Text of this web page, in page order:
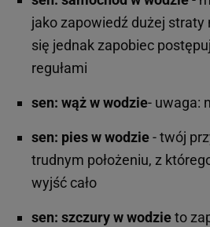
jako zapowiedź dużej straty
się jednak zapobiec
regułami
sen: wąż w wodzie- uwaga:
sen: pies w wodzie- twój
trudnym położeniu, z
wyjść cało
sen: szczury w wodzieto